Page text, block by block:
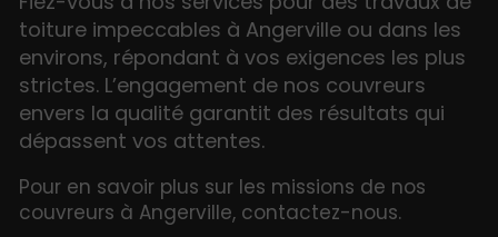
toiture impeccables à Angerville ou dans les
environs, répondant à vos exigences les plus
strictes. L’engagement de nos couvreurs
envers la qualité garantit des résultats qui
dépassent vos attentes.
Pour en savoir plus sur les missions de nos
couvreurs à Angerville, contactez-nous.